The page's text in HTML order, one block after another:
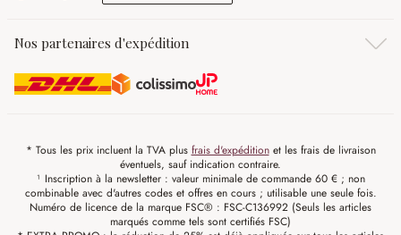
Nos partenaires d'expédition
* Tous les prix incluent la TVA plus frais d'expéditionet les frais de livraison
éventuels, sauf indication contraire.
¹ Inscription à la newsletter : valeur minimale de commande 60 € ; non
combinable avec d'autres codes et offres en cours ; utilisable une seule fois.
Numéro de licence de la marque FSC® : FSC-C136992 (Seuls les articles
marqués comme tels sont certifiés FSC)